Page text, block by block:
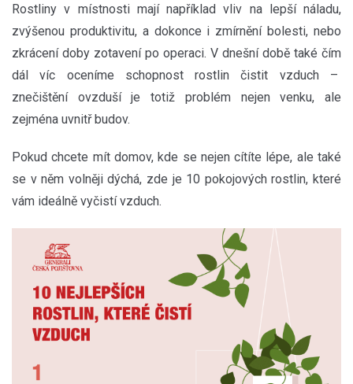
Rostliny v místnosti mají například vliv na lepší náladu,
zvýšenou produktivitu, a dokonce i zmírnění bolesti, nebo
zkrácení doby zotavení po operaci. V dnešní době také čím
dál víc oceníme schopnost rostlin čistit vzduch –
znečištění ovzduší je totiž problém nejen venku, ale
zejména uvnitř budov.
Pokud chcete mít domov, kde se nejen cítíte lépe, ale také
se v něm volněji dýchá, zde je 10 pokojových rostlin, které
vám ideálně vyčistí vzduch.